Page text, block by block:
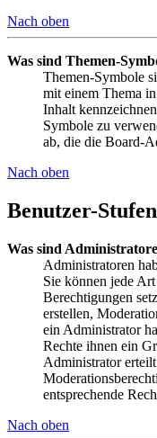
Nach oben
Was sind Themen-
Themen-Symbole
mit einem Thema
Inhalt
Symbole zu
ab, die die Board-
Nach oben
Benutzer-
Was sind
Administratoren
Sie können jede
Berechtigungen
erstellen,
ein Administrator
Rechte ihnen ein
Administrator
entsprechende
Nach oben